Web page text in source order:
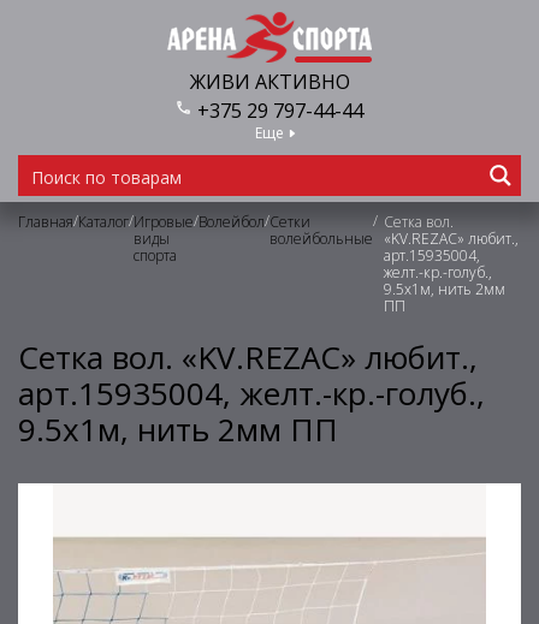
ЖИВИ АКТИВНО
+375 29 797-44-44
Еще
Главная/Каталог/Игровые
виды
спорта
/Волейбол/Сетки
волейбольные
/ Сетка вол.
«KV.REZAC» любит.,
арт.15935004,
желт.-кр.-голуб.,
9.5х1м, нить 2мм
ПП
Сетка вол. «KV.REZAC» любит.,
арт.15935004, желт.-кр.-голуб.,
9.5х1м, нить 2мм ПП